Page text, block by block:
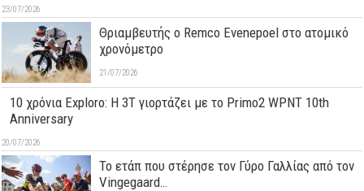
23/07/2026
Θριαμβευτής ο Remco Evenepoel στο ατομικό
χρονόμετρο
21/07/2026
10 χρόνια Exploro: Η 3T γιορτάζει με το Primo2 WPNT 10th
Anniversary
20/07/2026
Το ετάπ που στέρησε τον Γύρο Γαλλίας από τον
Vingegaard…